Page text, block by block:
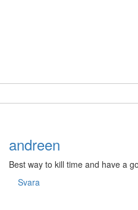
andreen
Best way to kill time and have a
Svara